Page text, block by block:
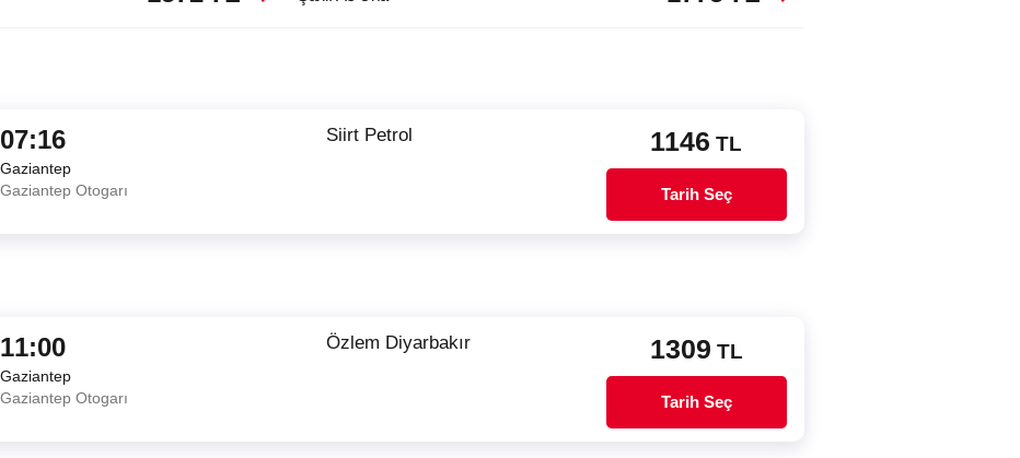
07:16
Gaziantep
Gaziantep Otogarı
Siirt Petrol 1146 TL
Tarih Seç
11:00
Gaziantep
Gaziantep Otogarı
Özlem Diyarbakır 1309 TL
Tarih Seç